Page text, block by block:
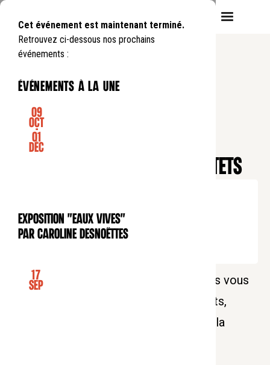
Cet événement est maintenant terminé.
Retrouvez ci-dessous nos prochains
événements :
événements à la une
EXPOSITION
09
Oct
-
01
Déc
Exposition "Eaux Vives"
par Caroline Desnoëttes
17
Sep
CONCERT
MOZART : INTÉGRALE DES MOTETS
Tarif réduit : 15€
Tarif soutien : 40€
Pour leur saison Mozart, les Bernardins vous
invitent à vivre l'intégrale de ses Motets,
trésors de la musique religieuse, sous la